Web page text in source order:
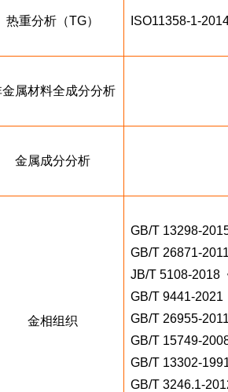
热重分析（TG） ISO11358-1-
金属材料全成分分析
金属成分分析
金相组织
GB/T 13298-
GB/T 26871-
JB/T 5108-2018
GB/T 9441-2021
GB/T 26955-
GB/T 15749-
GB/T 13302-
GB/T 3246.1-